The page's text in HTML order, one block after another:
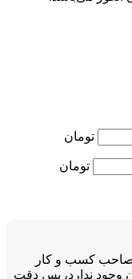
تومان
تومان
صاحب کسب و کار
وجود ندارد، پس دقت